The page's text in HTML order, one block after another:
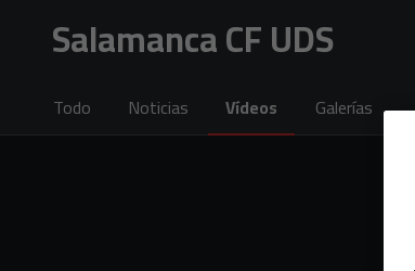
Salamanca CF UDS
Todo Noticias Vídeos Galerías